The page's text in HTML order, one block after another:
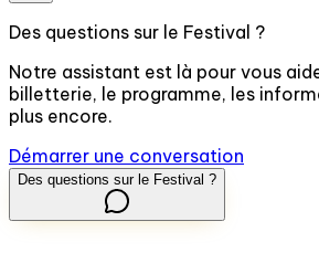
Des questions sur le Festival ?
Notre assistant est là pour vous
billetterie, le programme, les
plus encore.
Démarrer une conversation
Des questions sur le Festival ?